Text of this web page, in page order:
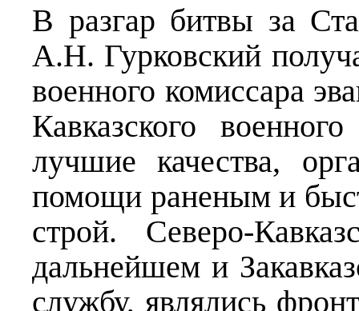
В разгар битвы за
А.Н. Гурковский
военного комиссара
Кавказского
лучшие качества,
помощи раненым и
строй. Северо-
дальнейшем и
службу, являлись